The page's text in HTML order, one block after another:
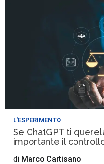
L'ESPERIMENTO
Se ChatGPT ti
importante il
di Marco Cartisano